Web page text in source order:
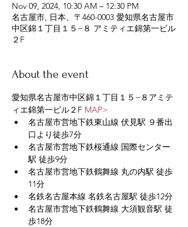
Nov 09, 2024, 10:30 AM – 12:30 PM
名古屋市, 日本、〒460-0003 愛知県名古屋市
中区錦１丁目１５−８ アミティエ錦第一ビル
２F
About the event
愛知県名古屋市中区錦１丁目１５−８アミテ
ィエ錦第一ビル２F MAP>
名古屋市営地下鉄東山線 伏見駅 ９番出
口より徒歩7分
名古屋市営地下鉄桜通線 国際センター
駅 徒歩9分
名古屋市営地下鉄鶴舞線 丸の内駅 徒歩
11分
名鉄名古屋本線 名鉄名古屋駅 徒歩12分
名古屋市営地下鉄鶴舞線 大須観音駅 徒
歩18分